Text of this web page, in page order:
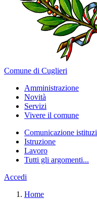
Comune di Cuglieri
Amministrazione
Novità
Servizi
Vivere il comune
Comunicazione
Istruzione
Lavoro
Tutti gli argomenti...
Accedi
Home